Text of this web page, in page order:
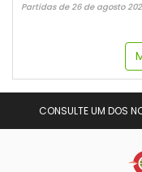
Partidas de 26 de agosto
CONSULTE UM DOS